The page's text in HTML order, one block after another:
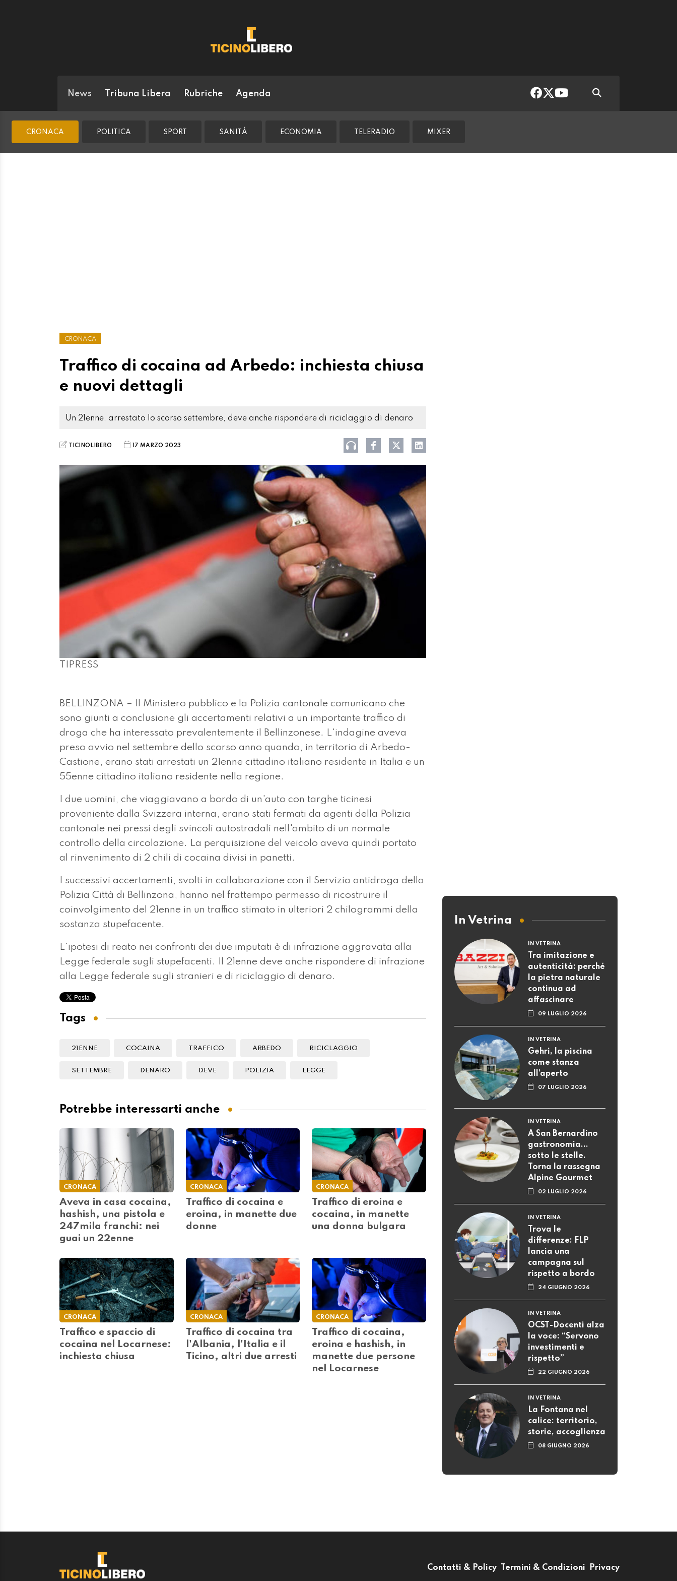
News Tribuna Libera Rubriche Agenda
CRONACA POLITICA SPORT SANITÀ ECONOMIA TELERADIO MIXER
CRONACA
Traffico di cocaina ad Arbedo: inchiesta chiusa
e nuovi dettagli
Un 21enne, arrestato lo scorso settembre, deve anche rispondere di riciclaggio di denaro
TICINOLIBERO 17 MARZO 2023
TIPRESS
BELLINZONA – Il Ministero pubblico e la Polizia cantonale comunicano che
sono giunti a conclusione gli accertamenti relativi a un importante traffico di
droga che ha interessato prevalentemente il Bellinzonese. L'indagine aveva
preso avvio nel settembre dello scorso anno quando, in territorio di Arbedo-
Castione, erano stati arrestati un 21enne cittadino italiano residente in Italia e un
55enne cittadino italiano residente nella regione.
I due uomini, che viaggiavano a bordo di un'auto con targhe ticinesi
proveniente dalla Svizzera interna, erano stati fermati da agenti della Polizia
cantonale nei pressi degli svincoli autostradali nell'ambito di un normale
controllo della circolazione. La perquisizione del veicolo aveva quindi portato
al rinvenimento di 2 chili di cocaina divisi in panetti.
I successivi accertamenti, svolti in collaborazione con il Servizio antidroga della
Polizia Città di Bellinzona, hanno nel frattempo permesso di ricostruire il
coinvolgimento del 21enne in un traffico stimato in ulteriori 2 chilogrammi della
sostanza stupefacente.
L'ipotesi di reato nei confronti dei due imputati è di infrazione aggravata alla
Legge federale sugli stupefacenti. Il 21enne deve anche rispondere di infrazione
alla Legge federale sugli stranieri e di riciclaggio di denaro.
Tags
21ENNE COCAINA TRAFFICO ARBEDO RICICLAGGIO
SETTEMBRE DENARO DEVE POLIZIA LEGGE
Potrebbe interessarti anche
CRONACA
Aveva in casa cocaina,
hashish, una pistola e
247mila franchi: nei
guai un 22enne
CRONACA
Traffico di cocaina e
eroina, in manette due
donne
CRONACA
Traffico di eroina e
cocaina, in manette
una donna bulgara
CRONACA
Traffico e spaccio di
cocaina nel Locarnese:
inchiesta chiusa
CRONACA
Traffico di cocaina tra
l'Albania, l'Italia e il
Ticino, altri due arresti
CRONACA
Traffico di cocaina,
eroina e hashish, in
manette due persone
nel Locarnese
In Vetrina
IN VETRINA
Tra imitazione e
autenticità: perché
la pietra naturale
continua ad
affascinare
09 LUGLIO 2026
IN VETRINA
Gehri, la piscina
come stanza
all’aperto
07 LUGLIO 2026
IN VETRINA
A San Bernardino
gastronomia...
sotto le stelle.
Torna la rassegna
Alpine Gourmet
02 LUGLIO 2026
IN VETRINA
Trova le
differenze: FLP
lancia una
campagna sul
rispetto a bordo
24 GIUGNO 2026
IN VETRINA
OCST-Docenti alza
la voce: “Servono
investimenti e
rispetto”
22 GIUGNO 2026
IN VETRINA
La Fontana nel
calice: territorio,
storie, accoglienza
08 GIUGNO 2026
Contatti & Policy Termini & Condizioni Privacy